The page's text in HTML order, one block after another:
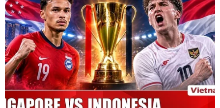
03/05/2026 05:42
Hành trình kỷ lục chinh phục “nóc
nhà thế giới” của chàng trai 27 tuổi
29/04/2026 10:21